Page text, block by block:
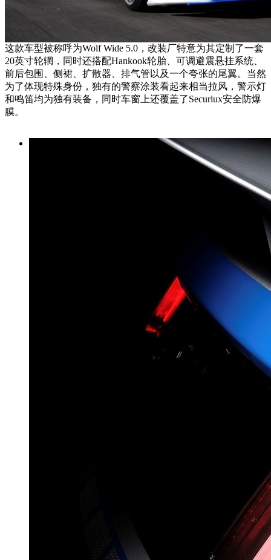
这款车型被称呼为Wolf Wide 5.0，改装厂特意为其定制了一套
20英寸轮辋，同时还搭配Hankook轮胎、可调避震悬挂系统、
前后包围、侧裙、扩散器、排气管以及一个夸张的尾翼。当然
为了体现特殊身份，独有的警察涂装看起来相当拉风，警示灯
和鸣笛均为独有装备，同时车窗上还覆盖了Securlux安全防爆
膜。